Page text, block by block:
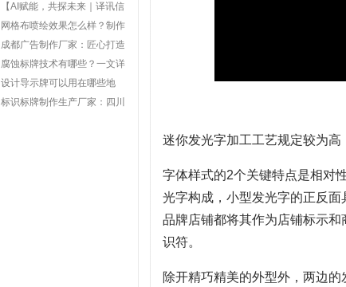
造一体化导视解决方案，提升
品牌形象与空间效率
导视标牌制作技术
【AI赋能，共探未来｜译讯信
息董事长马万炯先生一行莅临
028广告制作集团交流赋能】
网格布喷绘效果怎么样？制作
工艺要点核心优势
成都广告制作厂家：匠心打造
城市视觉新名片
腐蚀标牌技术有哪些？一文详
解行业主流工艺与应用
设计导示牌可以用在哪些地
方？
标识标牌制作生产厂家：四川
迷你发光字加工工艺规定较为高
字体样式的2个关键特点是相对
光字构成，小型发光字的正反
品牌店铺都将其作为店铺标示
识符。
除开精巧精美的外型外，两边